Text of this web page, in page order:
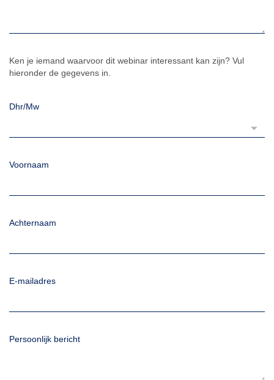
Ken je iemand waarvoor dit webinar interessant kan zijn? Vul
hieronder de gegevens in.
Dhr/Mw
Voornaam
Achternaam
E-mailadres
Persoonlijk bericht